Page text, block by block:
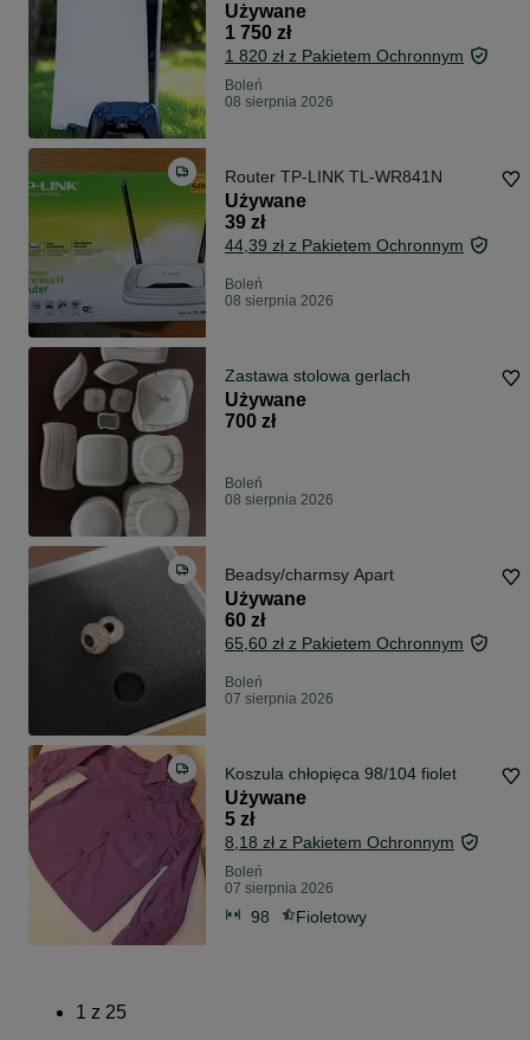
Używane
1 750 zł
1 820 zł z Pakietem Ochronnym
Boleń
08 sierpnia 2026
Router TP-LINK TL-WR841N
Używane
39 zł
44,39 zł z Pakietem Ochronnym
Boleń
08 sierpnia 2026
Zastawa stolowa gerlach
Używane
700 zł
Boleń
08 sierpnia 2026
Beadsy/charmsy Apart
Używane
60 zł
65,60 zł z Pakietem Ochronnym
Boleń
07 sierpnia 2026
Koszula chłopięca 98/104 fiolet
Używane
5 zł
8,18 zł z Pakietem Ochronnym
Boleń
07 sierpnia 2026
98 Fioletowy
1 z 25